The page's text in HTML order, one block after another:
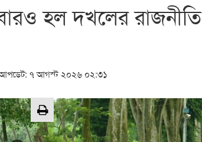
হল দখলের রাজনীতি
৭ আগস্ট ২০২৬ ০২:৩১